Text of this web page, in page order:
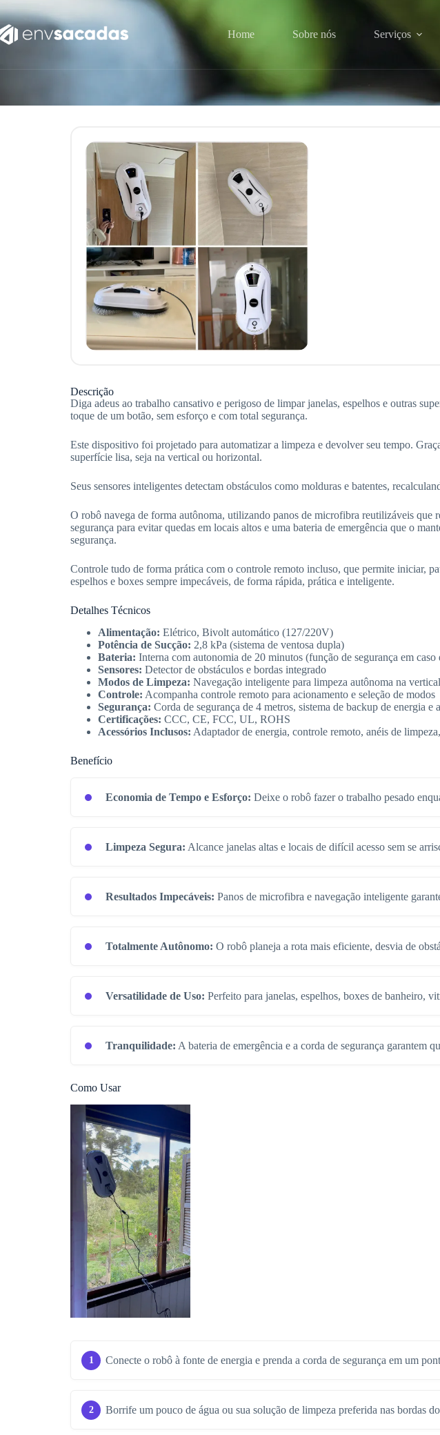
Home Sobre nós Serviços
Descrição
Diga adeus ao trabalho cansativo e perigoso de limpar janelas, espelhos e outras
toque de um botão, sem esforço e com total segurança.
Este dispositivo foi projetado para automatizar a limpeza e devolver seu tempo.
superfície lisa, seja na vertical ou horizontal.
Seus sensores inteligentes detectam obstáculos como molduras e batentes,
O robô navega de forma autônoma, utilizando panos de microfibra reutilizáveis
segurança para evitar quedas em locais altos e uma bateria de emergência que o
segurança.
Controle tudo de forma prática com o controle remoto incluso, que permite iniciar,
espelhos e boxes sempre impecáveis, de forma rápida, prática e inteligente.
Detalhes Técnicos
Alimentação: Elétrico, Bivolt automático (127/220V)
Potência de Sucção: 2,8 kPa (sistema de ventosa dupla)
Bateria: Interna com autonomia de 20 minutos (função de segurança em caso
Sensores: Detector de obstáculos e bordas integrado
Modos de Limpeza: Navegação inteligente para limpeza autônoma na
Controle: Acompanha controle remoto para acionamento e seleção de modos
Segurança: Corda de segurança de 4 metros, sistema de backup de energia e
Certificações: CCC, CE, FCC, UL, ROHS
Acessórios Inclusos: Adaptador de energia, controle remoto, anéis de
Benefício
Economia de Tempo e Esforço: Deixe o robô fazer o trabalho pesado
Limpeza Segura: Alcance janelas altas e locais de difícil acesso sem se
Resultados Impecáveis: Panos de microfibra e navegação inteligente
Totalmente Autônomo: O robô planeja a rota mais eficiente, desvia de
Versatilidade de Uso: Perfeito para janelas, espelhos, boxes de banheiro,
Tranquilidade: A bateria de emergência e a corda de segurança garantem
Como Usar
Conecte o robô à fonte de energia e prenda a corda de segurança em um
Borrife um pouco de água ou sua solução de limpeza preferida nas bordas